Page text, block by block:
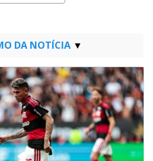
DA NOTÍCIA